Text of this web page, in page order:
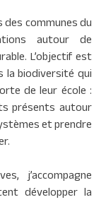
des communes du
autour de
L’objectif est
la biodiversité qui
de leur école :
présents autour
et prendre
j’accompagne
développer la